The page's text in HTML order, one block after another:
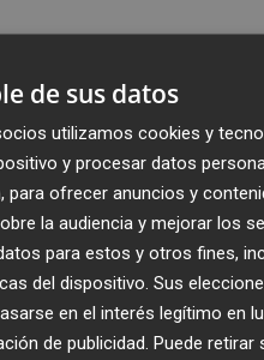
de sus datos
utilizamos cookies y
y procesar datos
para ofrecer anuncios y
la audiencia y mejorar los
para estos y otros fines,
del dispositivo. Sus
en el interés legítimo en
de publicidad . Puede